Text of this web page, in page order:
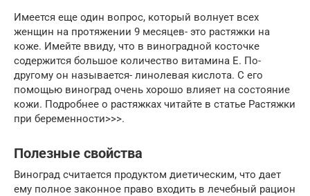
Имеется еще один вопрос, который волнует всех
женщин на протяжении 9 месяцев- это растяжки на
коже. Имейте ввиду, что в виноградной косточке
содержится большое количество витамина Е. По-
другому он называется- линолевая кислота. С его
помощью виноград очень хорошо влияет на состояние
кожи. Подробнее о растяжках читайте в статье Растяжки
при беременности>>>.
Полезные свойства
Виноград считается продуктом диетическим, что дает
ему полное законное право входить в лечебный рацион